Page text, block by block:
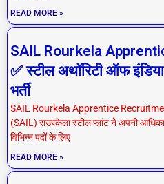
READ MORE »
SAIL Rourkela
✅ स्टील अथॉरिटी ऑफ
भर्ती
SAIL Rourkela Apprentice
(SAIL) राउरकेला स्टील प्लांट ने अपनी
विभिन्न पदों के लिए
READ MORE »